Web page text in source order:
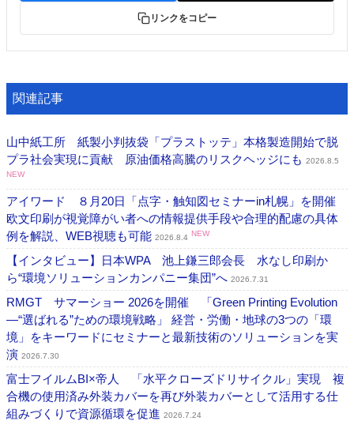
リンクをコピー
関連記事
山中紙工所 紙製小判抜袋「プラストッテ」本格製造開始で脱
プラ社会実現に貢献 原油価格高騰のリスクヘッジにも 2026.8.5
NEW
アイワード ８月20日「点字・触知図セミナーin札幌」を開催
欧文印刷が視覚障がい者への情報提供手段や合理的配慮の具体
例を解説、WEB視聴も可能 2026.8.4 NEW
【インタビュー】日本WPA 池上鎌三郎会長 水なし印刷か
ら“環境ソリューションカンパニー集団”へ 2026.7.31
RMGT サマーショー 2026を開催 「Green Printing Evolution
―“選ばれる”ための環境戦略」 経営・労働・地球の3つの「環
境」をキーワードにセミナーと最新技術のソリューションを実
演 2026.7.30
富士フイルムBI×帝人 「水平クローズドリサイクル」実現 複
合機の使用済み外装カバーを再び外装カバーとして活用する仕
組みづくりで資源循環を促進 2026.7.24